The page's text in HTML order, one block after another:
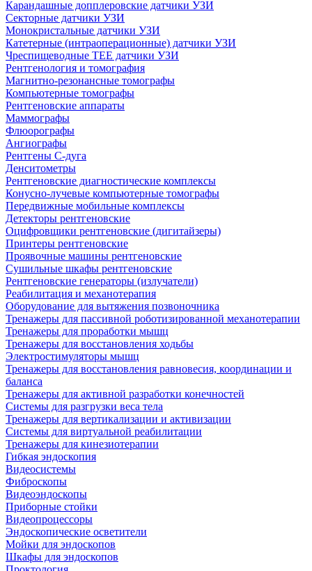
Карандашные допплеровские датчики УЗИ
Секторные датчики УЗИ
Монокристальные датчики УЗИ
Катетерные (интраоперационные) датчики УЗИ
Чреспищеводные TEE датчики УЗИ
Рентгенология и томография
Магнитно-резонансные томографы
Компьютерные томографы
Рентгеновские аппараты
Маммографы
Флюорографы
Ангиографы
Рентгены С-дуга
Денситометры
Рентгеновские диагностические комплексы
Конусно-лучевые компьютерные томографы
Передвижные мобильные комплексы
Детекторы рентгеновские
Оцифровщики рентгеновские (дигитайзеры)
Принтеры рентгеновские
Проявочные машины рентгеновские
Сушильные шкафы рентгеновские
Рентгеновские генераторы (излучатели)
Реабилитация и механотерапия
Оборудование для вытяжения позвоночника
Тренажеры для пассивной роботизированной механотерапии
Тренажеры для проработки мышц
Тренажеры для восстановления ходьбы
Электростимуляторы мышц
Тренажеры для восстановления равновесия, координации и
баланса
Тренажеры для активной разработки конечностей
Системы для разгрузки веса тела
Тренажеры для вертикализации и активизации
Системы для виртуальной реабилитации
Тренажеры для кинезиотерапии
Гибкая эндоскопия
Видеосистемы
Фиброскопы
Видеоэндоскопы
Приборные стойки
Видеопроцессоры
Эндоскопические осветители
Мойки для эндоскопов
Шкафы для эндоскопов